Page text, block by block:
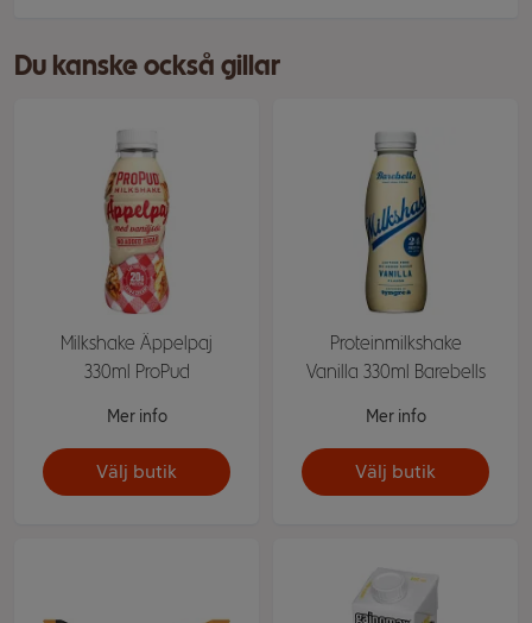
Du kanske också gillar
Milkshake Äppelpaj
330ml ProPud
Mer info
Välj butik
Proteinmilkshake
Vanilla 330ml Barebells
Mer info
Välj butik